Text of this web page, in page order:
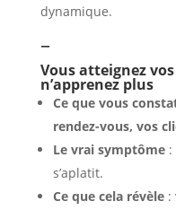
dynamique.
–
Vous atteignez
n’apprenez plus
Ce que vous
rendez-vous, vos
Le vrai symptôme:
s’aplatit.
Ce que cela révèle: